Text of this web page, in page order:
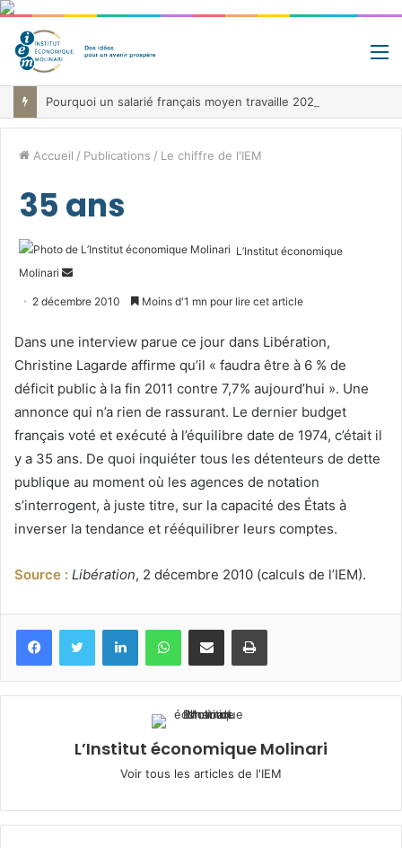
Accueil / Publications / Le chiffre de l'IEM
35 ans
L’Institut économique
Molinari
Envoyer
2 décembre 2010 Moins d'1 mn pour lire cet article
Dans une interview parue ce jour dans Libération,
Christine Lagarde affirme qu’il « faudra être à 6 % de
déficit public à la fin 2011 contre 7,7% aujourd’hui ». Une
annonce qui n’a rien de rassurant. Le dernier budget
français voté et exécuté à l’équilibre date de 1974, c’était il
y a 35 ans. De quoi inquiéter tous les détenteurs de dette
publique au moment où les agences de notation
s’interrogent, à juste titre, sur la capacité des États à
inverser la tendance et rééquilibrer leurs comptes.
Source : Libération, 2 décembre 2010 (calculs de l’IEM).
FacebookTwitter LinkedinWhatsApp
Partagez par mail Imprimez
L’Institut économique Molinari
Voir tous les articles de l'IEM